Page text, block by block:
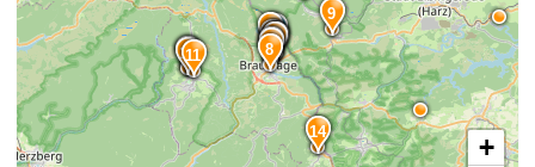
14
13
1211
9
8
7
65
4
3
2
1
+